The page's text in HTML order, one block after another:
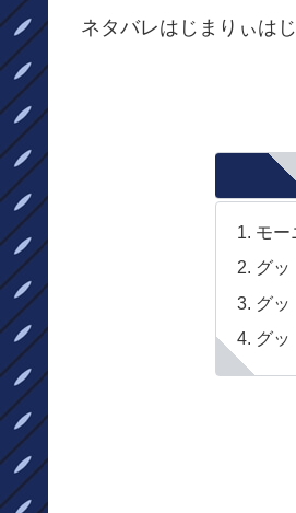
ネタバレはじまりぃは
モー
グッ
グッ
グッ